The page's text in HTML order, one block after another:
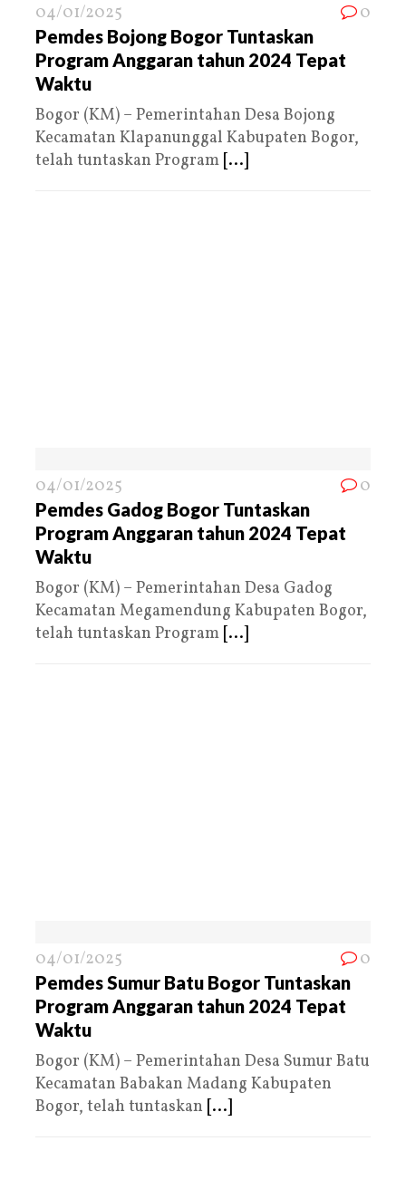
04/01/2025 0
Pemdes Bojong Bogor Tuntaskan
Program Anggaran tahun 2024 Tepat
Waktu
Bogor (KM) – Pemerintahan Desa Bojong
Kecamatan Klapanunggal Kabupaten Bogor,
telah tuntaskan Program [...]
04/01/2025 0
Pemdes Gadog Bogor Tuntaskan
Program Anggaran tahun 2024 Tepat
Waktu
Bogor (KM) – Pemerintahan Desa Gadog
Kecamatan Megamendung Kabupaten Bogor,
telah tuntaskan Program [...]
04/01/2025 0
Pemdes Sumur Batu Bogor Tuntaskan
Program Anggaran tahun 2024 Tepat
Waktu
Bogor (KM) – Pemerintahan Desa Sumur Batu
Kecamatan Babakan Madang Kabupaten
Bogor, telah tuntaskan [...]